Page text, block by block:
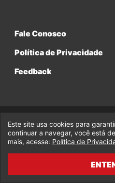
Fale Conosco
Política de Privacidade
Feedback
© 2017-2026 Legado da
Este site usa cookies para
continuar a navegar, você está
mais, acesse: Política de